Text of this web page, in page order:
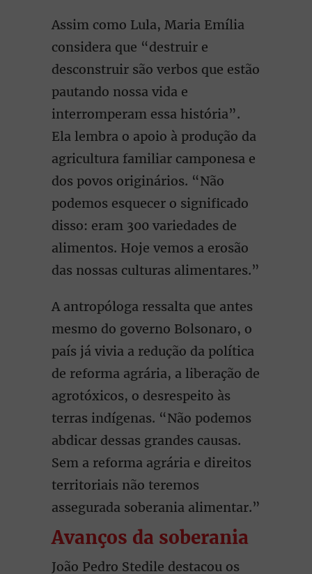
Assim como Lula, Maria Emília
considera que “destruir e
desconstruir são verbos que estão
pautando nossa vida e
interromperam essa história”.
Ela lembra o apoio à produção da
agricultura familiar camponesa e
dos povos originários. “Não
podemos esquecer o significado
disso: eram 300 variedades de
alimentos. Hoje vemos a erosão
das nossas culturas alimentares.”
A antropóloga ressalta que antes
mesmo do governo Bolsonaro, o
país já vivia a redução da política
de reforma agrária, a liberação de
agrotóxicos, o desrespeito às
terras indígenas. “Não podemos
abdicar dessas grandes causas.
Sem a reforma agrária e direitos
territoriais não teremos
assegurada soberania alimentar.”
Avanços da soberania
João Pedro Stedile destacou os